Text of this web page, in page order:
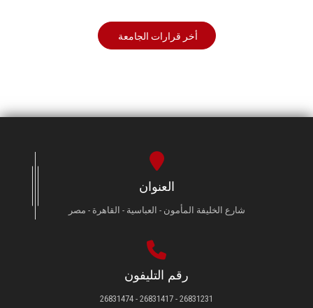
أخر قرارات الجامعة
العنوان
شارع الخليفة المأمون - العباسية - القاهرة - مصر
رقم التليفون
26831231 - 26831417 - 26831474